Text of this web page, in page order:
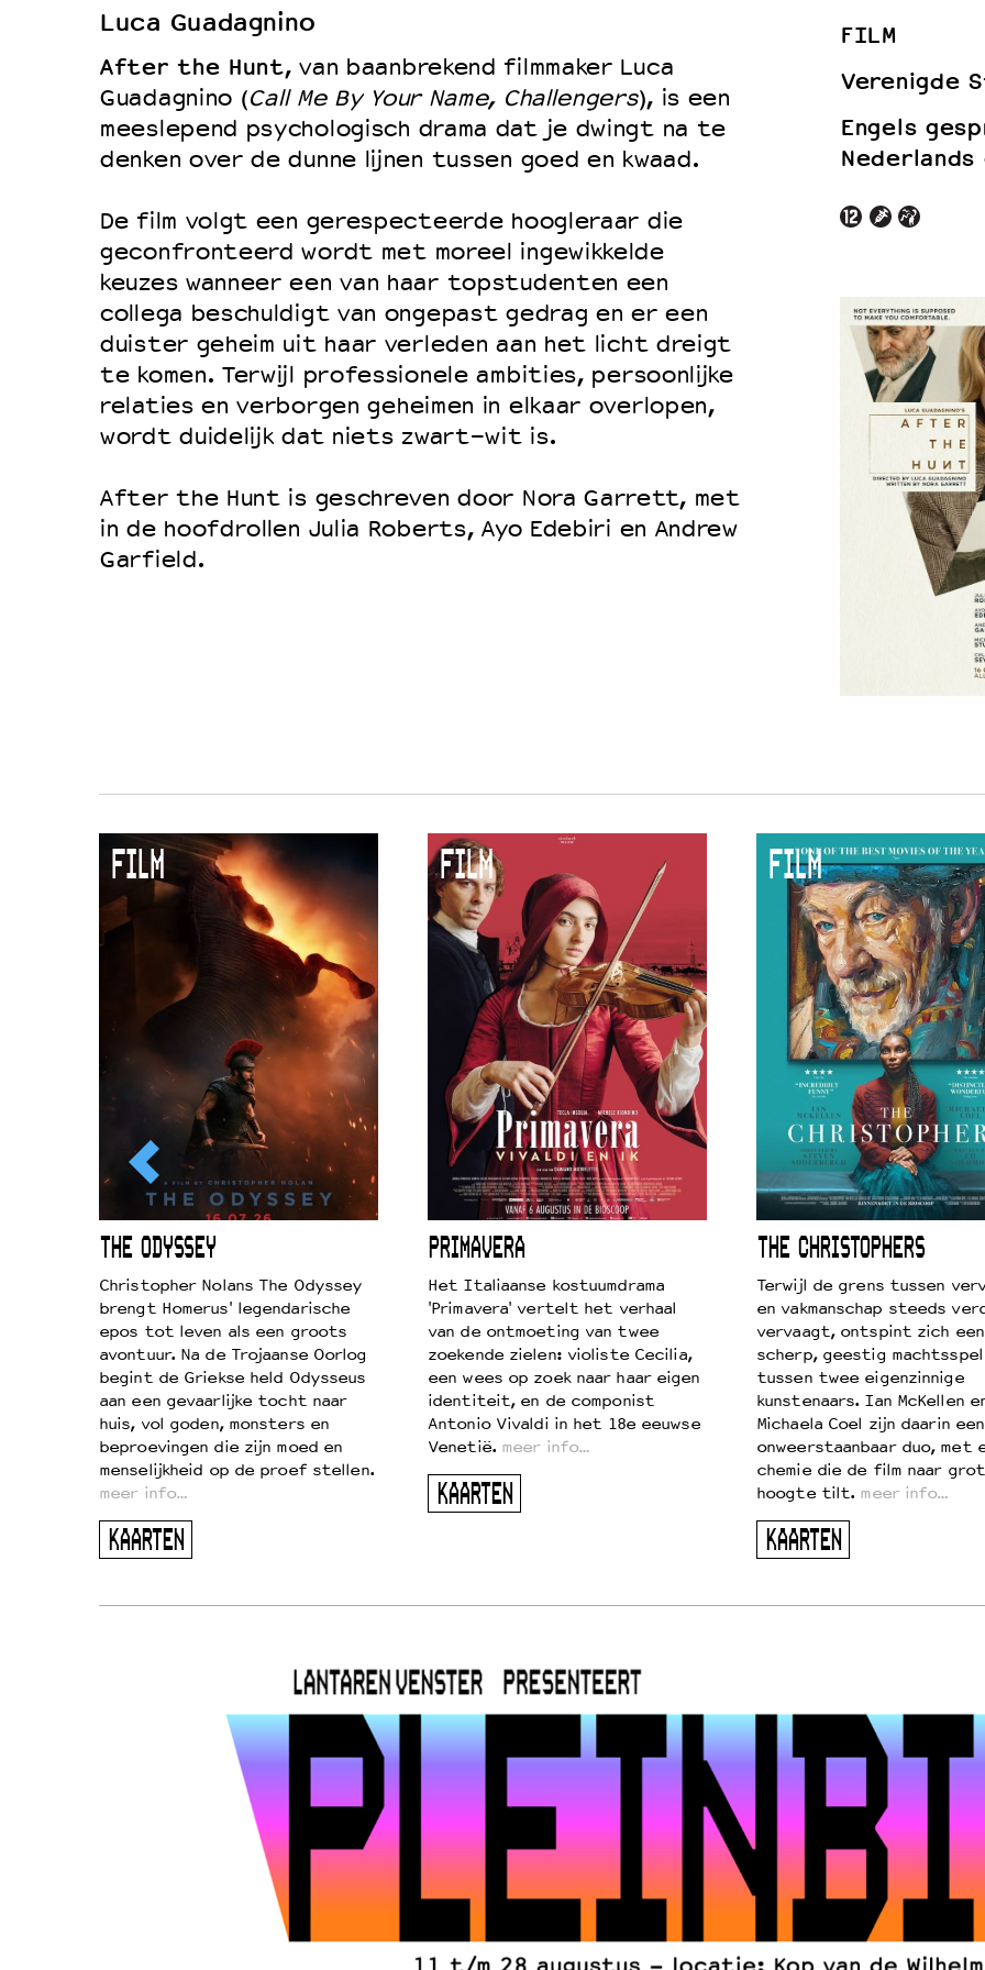
Duurzaamheid
Culturele boycot Israël
Ruimte voor artistieke vrijheid – VNPF
Luca Guadagnino
After the Hunt, van baanbrekend filmmaker Luca
Guadagnino (Call Me By Your Name, Challengers), is een
meeslepend psychologisch drama dat je dwingt na te
denken over de dunne lijnen tussen goed en kwaad.
De film volgt een gerespecteerde hoogleraar die
geconfronteerd wordt met moreel ingewikkelde
keuzes wanneer een van haar topstudenten een
collega beschuldigt van ongepast gedrag en er een
duister geheim uit haar verleden aan het licht dreigt
te komen. Terwijl professionele ambities, persoonlijke
relaties en verborgen geheimen in elkaar overlopen,
wordt duidelijk dat niets zwart-wit is.
After the Hunt is geschreven door Nora Garrett, met
in de hoofdrollen Julia Roberts, Ayo Edebiri en Andrew
Garfield.
FILM
Verenigde
Engels
FILM
THE ODYSSEY
Christopher Nolans The Odyssey
brengt Homerus' legendarische
epos tot leven als een groots
avontuur. Na de Trojaanse Oorlog
begint de Griekse held Odysseus
aan een gevaarlijke tocht naar
huis, vol goden, monsters en
beproevingen die zijn moed en
menselijkheid op de proef stellen.
meer info…
KAARTEN
FILM
PRIMAVERA
Het Italiaanse kostuumdrama
'Primavera' vertelt het verhaal
van de ontmoeting van twee
zoekende zielen: violiste Cecilia,
een wees op zoek naar haar eigen
identiteit, en de componist
Antonio Vivaldi in het 18e eeuwse
Venetië. meer info…
KAARTEN
FILM
THE CHRISTOPHERS
Terwijl de grens tussen
en vakmanschap steeds
vervaagt, ontspint zich een
scherp, geestig machtsspel
tussen twee eigenzinnige
kunstenaars. Ian McKellen
Michaela Coel zijn daarin een
onweerstaanbaar duo, met
chemie die de film naar
hoogte tilt. meer info…
KAARTEN